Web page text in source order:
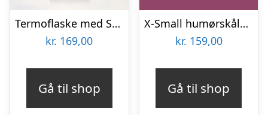
Termoflaske med Sugerør 530 ml – Personlig Gravering
kr. 169,00
Gå til shop
X-Small humørskåle – Tassen
kr. 159,00
Gå til shop